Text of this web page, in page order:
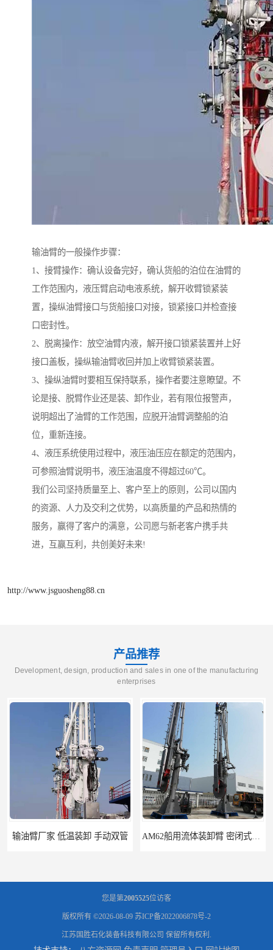
输油臂的一般操作步骤：
1、接臂操作：确认设备完好，确认货船的泊位在油臂的
工作范围内，液压臂启动电液系统，解开收臂锁紧装
置，操纵油臂接口与货船接口对接，锁紧接口并检查接
口密封性。
2、脱离操作：放空油臂内液，解开接口锁紧装置并上好
接口盖板，操纵输油臂收回并加上收臂锁紧装置。
3、操纵油臂时要相互保持联系，操作者要注意瞭望。不
论是接、脱臂作业还是装、卸作业，若有限位报警声，
说明超出了油臂的工作范围，应脱开油臂调整船的泊
位，重新连接。
4、液压系统使用过程中，液压油压应在额定的范围内，
可参照油臂说明书，液压油温度不得超过60℃。
我们公司坚持质量至上、客户至上的原则，公司以国内
的资源、人力及交利之优势，以高质量的产品和热情的
服务，赢得了客户的满意，公司愿与新老客户携手共
进，互赢互利，共创美好未来!
http://www.jsguosheng88.cn
产品推荐
Development, design, production and sales in one of the manufacturing
enterprises
输油臂厂家 低温装卸 手动双管
您是第2005525位访客
版权所有 ©2026-08-09 苏ICP备2022006878号-2
江苏国胜石化装备科技有限公司 保留所有权利.